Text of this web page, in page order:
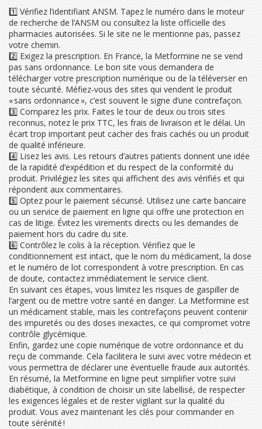
1️⃣ Vérifiez l’identifiant ANSM. Tapez le numéro dans le moteur
de recherche de l’ANSM ou consultez la liste officielle des
pharmacies autorisées. Si le site ne le mentionne pas, passez
votre chemin.
2️⃣ Exigez la prescription. En France, la Metformine ne se vend
pas sans ordonnance. Le bon site vous demandera de
télécharger votre prescription numérique ou de la téléverser en
toute sécurité. Méfiez‑vous des sites qui vendent le produit
« sans ordonnance », c’est souvent le signe d’une contrefaçon.
3️⃣ Comparez les prix. Faites le tour de deux ou trois sites
reconnus, notez le prix TTC, les frais de livraison et le délai. Un
écart trop important peut cacher des frais cachés ou un produit
de qualité inférieure.
4️⃣ Lisez les avis. Les retours d’autres patients donnent une idée
de la rapidité d’expédition et du respect de la conformité du
produit. Privilégiez les sites qui affichent des avis vérifiés et qui
répondent aux commentaires.
5️⃣ Optez pour le paiement sécurisé. Utilisez une carte bancaire
ou un service de paiement en ligne qui offre une protection en
cas de litige. Évitez les virements directs ou les demandes de
paiement hors du cadre du site.
6️⃣ Contrôlez le colis à la réception. Vérifiez que le
conditionnement est intact, que le nom du médicament, la dose
et le numéro de lot correspondent à votre prescription. En cas
de doute, contactez immédiatement le service client.
En suivant ces étapes, vous limitez les risques de gaspiller de
l’argent ou de mettre votre santé en danger. La Metformine est
un médicament stable, mais les contrefaçons peuvent contenir
des impuretés ou des doses inexactes, ce qui compromet votre
contrôle glycémique.
Enfin, gardez une copie numérique de votre ordonnance et du
reçu de commande. Cela facilitera le suivi avec votre médecin et
vous permettra de déclarer une éventuelle fraude aux autorités.
En résumé, la Metformine en ligne peut simplifier votre suivi
diabétique, à condition de choisir un site labellisé, de respecter
les exigences légales et de rester vigilant sur la qualité du
produit. Vous avez maintenant les clés pour commander en
toute sérénité !